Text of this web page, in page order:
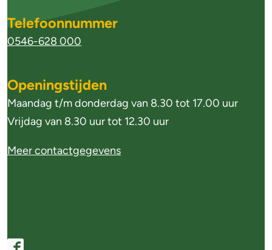
d
i
j
n
e
n
f
r
m
t
Telefoonnummer
0546-628 000
Openingstijden
Maandag t/m donderdag van 8.30 tot 17.00 uur
Vrijdag van 8.30 uur tot 12.30 uur
Meer contactgegevens